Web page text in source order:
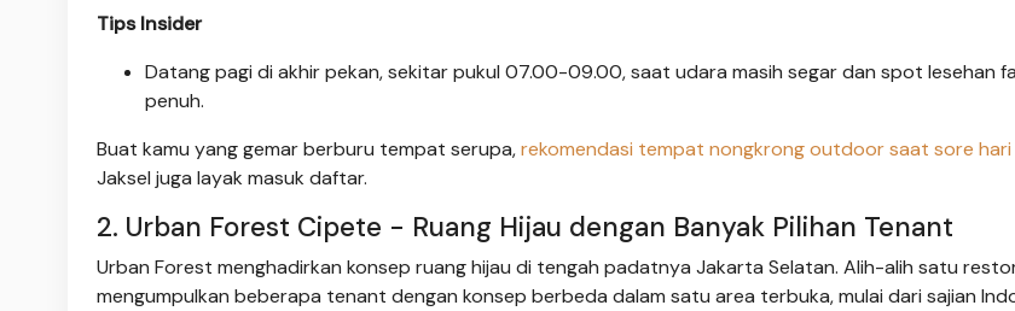
Tips Insider
Datang pagi di akhir pekan, sekitar pukul 07.00-09.00, saat udara masih segar dan spot lesehan
penuh.
Buat kamu yang gemar berburu tempat serupa,rekomendasi tempat nongkrong outdoor saat sore hari
Jaksel juga layak masuk daftar.
2. Urban Forest Cipete - Ruang Hijau dengan Banyak Pilihan Tenant
Urban Forest menghadirkan konsep ruang hijau di tengah padatnya Jakarta Selatan. Alih-alih satu
mengumpulkan beberapa tenant dengan konsep berbeda dalam satu area terbuka, mulai dari sajian